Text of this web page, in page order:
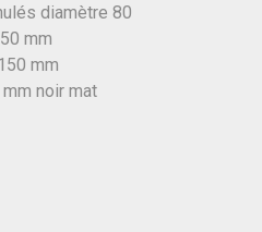
diamètre 80
mm
mm
noir mat